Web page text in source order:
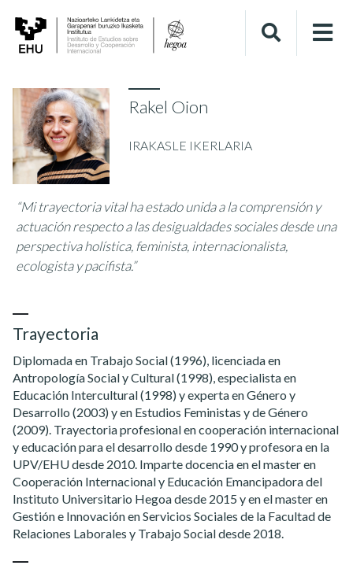
Rakel Oion
IRAKASLE IKERLARIA
“Mi trayectoria vital ha estado unida a la comprensión y
actuación respecto a las desigualdades sociales desde una
perspectiva holística, feminista, internacionalista,
ecologista y pacifista.”
Trayectoria
Diplomada en Trabajo Social (1996), licenciada en
Antropología Social y Cultural (1998), especialista en
Educación Intercultural (1998) y experta en Género y
Desarrollo (2003) y en Estudios Feministas y de Género
(2009). Trayectoria profesional en cooperación internacional
y educación para el desarrollo desde 1990 y profesora en la
UPV/EHU desde 2010. Imparte docencia en el master en
Cooperación Internacional y Educación Emancipadora del
Instituto Universitario Hegoa desde 2015 y en el master en
Gestión e Innovación en Servicios Sociales de la Facultad de
Relaciones Laborales y Trabajo Social desde 2018.